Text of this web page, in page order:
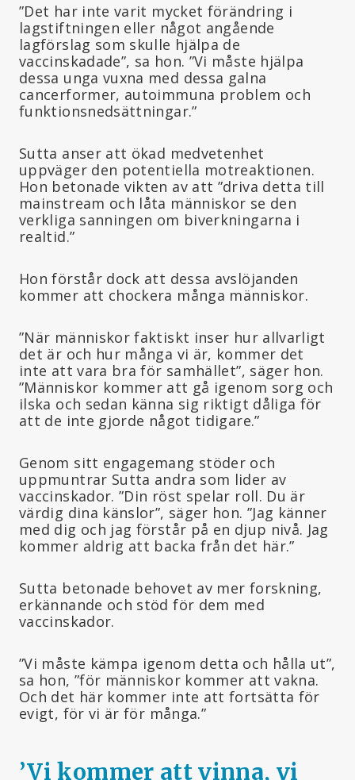
”Det har inte varit mycket förändring i
lagstiftningen eller något angående
lagförslag som skulle hjälpa de
vaccinskadade”, sa hon. ”Vi måste hjälpa
dessa unga vuxna med dessa galna
cancerformer, autoimmuna problem och
funktionsnedsättningar.”
Sutta anser att ökad medvetenhet
uppväger den potentiella motreaktionen.
Hon betonade vikten av att ”driva detta till
mainstream och låta människor se den
verkliga sanningen om biverkningarna i
realtid.”
Hon förstår dock att dessa avslöjanden
kommer att chockera många människor.
”När människor faktiskt inser hur allvarligt
det är och hur många vi är, kommer det
inte att vara bra för samhället”, säger hon.
”Människor kommer att gå igenom sorg och
ilska och sedan känna sig riktigt dåliga för
att de inte gjorde något tidigare.”
Genom sitt engagemang stöder och
uppmuntrar Sutta andra som lider av
vaccinskador. ”Din röst spelar roll. Du är
värdig dina känslor”, säger hon. ”Jag känner
med dig och jag förstår på en djup nivå. Jag
kommer aldrig att backa från det här.”
Sutta betonade behovet av mer forskning,
erkännande och stöd för dem med
vaccinskador.
”Vi måste kämpa igenom detta och hålla ut”,
sa hon, ”för människor kommer att vakna.
Och det här kommer inte att fortsätta för
evigt, för vi är för många.”
’Vi kommer att vinna, vi